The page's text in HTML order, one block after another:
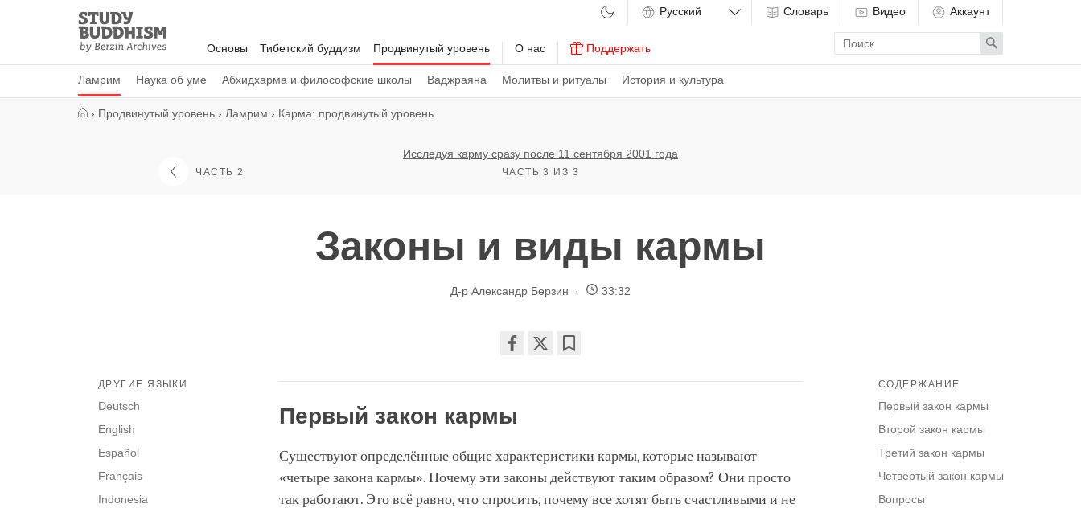
Study
Buddhism
Home
Основы Тибетский буддизм Продвинутый уровень
Ламрим Наука об уме Абхидхарма и философские школы Ваджраяна Молитвы и ритуалы История и культура
О нас Поддержать
Словарь Видео Аккаунт
Enter
search
term
Search
› Продвинутый уровень › Ламрим › Карма: продвинутый уровень
ЧАСТЬ 2
Исследуя карму сразу после 11 сентября 2001 года
ЧАСТЬ 3 ИЗ 3
Законы и виды кармы
Д-р Александр Берзин 33:32
on
facebook
СОДЕРЖАНИЕ
Первый закон кармы
Второй закон кармы
Третий закон кармы
Четвёртый закон кармы
Вопросы
ДРУГИЕ ЯЗЫКИ
Deutsch
English
Español
Français
Indonesia
Первый закон кармы
Существуют определённые общие характеристики кармы, которые называют
«четыре закона кармы». Почему эти законы действуют таким образом? Они просто
так работают. Это всё равно, что спросить, почему все хотят быть счастливыми и не